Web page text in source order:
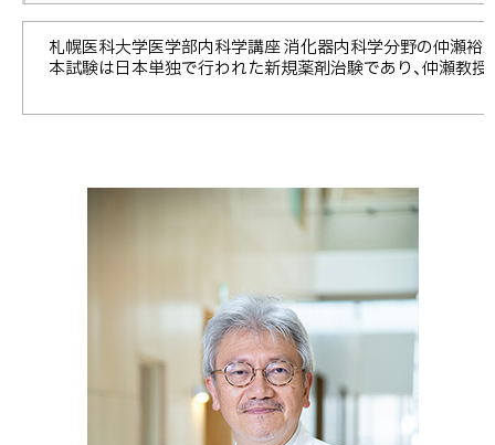
対象とし
たS1P受
札幌医科大学医学部内科学講座 消化器内科学分野の仲瀬裕
本試験は日本単独で行われた新規薬剤治験であり、仲瀬教